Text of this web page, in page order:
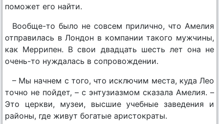
поможет его найти.
Вообще-то было не совсем прилично, что Амелия
отправилась в Лондон в компании такого мужчины,
как Меррипен. В свои двадцать шесть лет она не
очень-то нуждалась в сопровождении.
– Мы начнем с того, что исключим места, куда Лео
точно не пойдет, – с энтузиазмом сказала Амелия. –
Это церкви, музеи, высшие учебные заведения и
районы, где живут богатые аристократы.